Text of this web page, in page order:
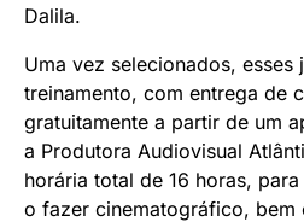
Dalila.
Uma vez selecionados, esses
treinamento, com entrega de
gratuitamente a partir de um
a Produtora Audiovisual
horária total de 16 horas,
o fazer cinematográfico, bem